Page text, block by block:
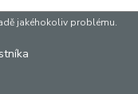
jakéhokoliv problému.